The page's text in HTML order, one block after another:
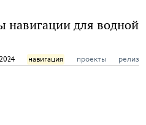
навигации для водной
2024 навигация проекты релиз